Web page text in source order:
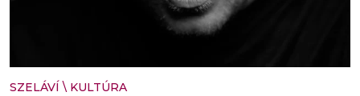
SZELÁVÍ \ KULTÚRA